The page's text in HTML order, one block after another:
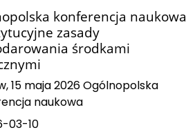
konferencja naukowa
zasady
środkami
15 maja 2026 Ogólnopolska
naukowa
03-10